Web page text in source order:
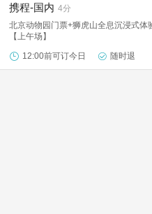
携程-国内 4分
北京动物园门票+狮虎山全息沉浸式体
【上午场】
 12:00前可订今日  随时退